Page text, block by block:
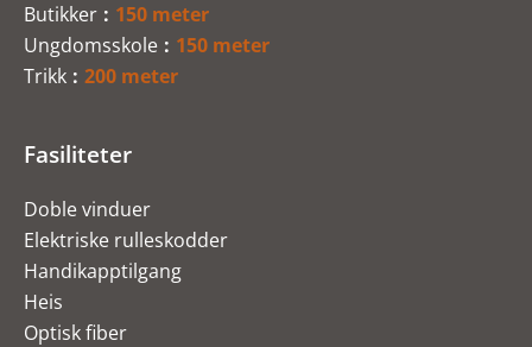
Butikker
150 meter
Ungdomsskole
150 meter
Trikk
200 meter
Fasiliteter
Doble vinduer
Elektriske rulleskodder
Handikapptilgang
Heis
Optisk fiber